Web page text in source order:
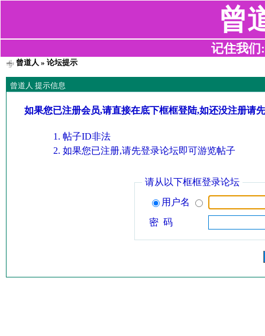
曾
记住我们
曾道人 » 论坛提示
曾道人 提示信息
如果您已注册会员,请直接在底下框框登陆,如还没注册请
帖子ID非法
如果您已注册,请先登录论坛即可游览帖子
请从以下框框登录论坛
用户名
密 码